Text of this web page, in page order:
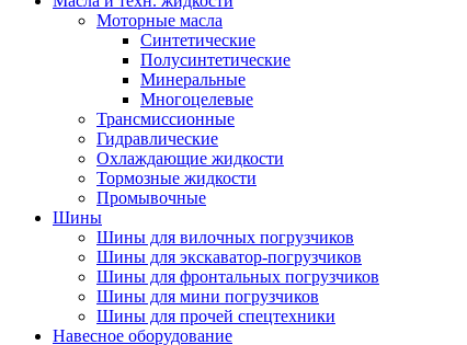
Моторные масла
Синтетические
Полусинтетические
Минеральные
Многоцелевые
Трансмиссионные
Гидравлические
Охлаждающие жидкости
Тормозные жидкости
Промывочные
Шины
Шины для вилочных погрузчиков
Шины для экскаватор-погрузчиков
Шины для фронтальных погрузчиков
Шины для мини погрузчиков
Шины для прочей спецтехники
Навесное оборудование